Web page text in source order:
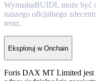
WymainaBUIDL może być
naszego oficjalnego
teraz.
Eksploruj w Onchain
Foris DAX MT Limited jest